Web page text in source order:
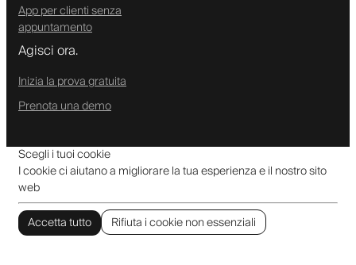
App per clienti senza
appuntamento
Agisci ora.
Inizia la prova gratuita
Prenota una demo
Scegli i tuoi cookie
I cookie ci aiutano a migliorare la tua esperienza e il nostro sito
web
Accetta tutto
Rifiuta i cookie non essenziali